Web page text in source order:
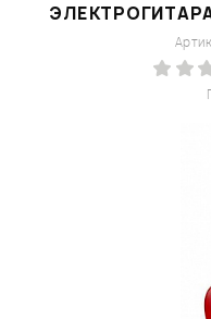
ЭЛЕКТРОГИТАРА